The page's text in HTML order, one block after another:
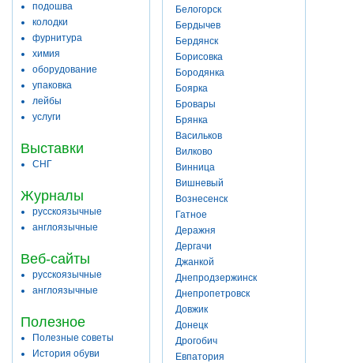
подошва
колодки
фурнитура
химия
оборудование
упаковка
лейбы
услуги
Выставки
СНГ
Журналы
русскоязычные
англоязычные
Веб-сайты
русскоязычные
англоязычные
Полезное
Полезные советы
История обуви
Белогорск
Бердычев
Бердянск
Борисовка
Бородянка
Боярка
Бровары
Брянка
Васильков
Вилково
Винница
Вишневый
Вознесенск
Гатное
Деражня
Дергачи
Джанкой
Днепродзержинск
Днепропетровск
Довжик
Донецк
Дрогобич
Евпатория